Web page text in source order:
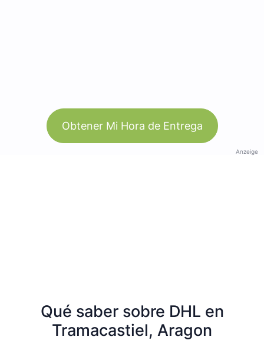
Obtener Mi Hora de Entrega
Anzeige
Qué saber sobre DHL en
Tramacastiel, Aragon